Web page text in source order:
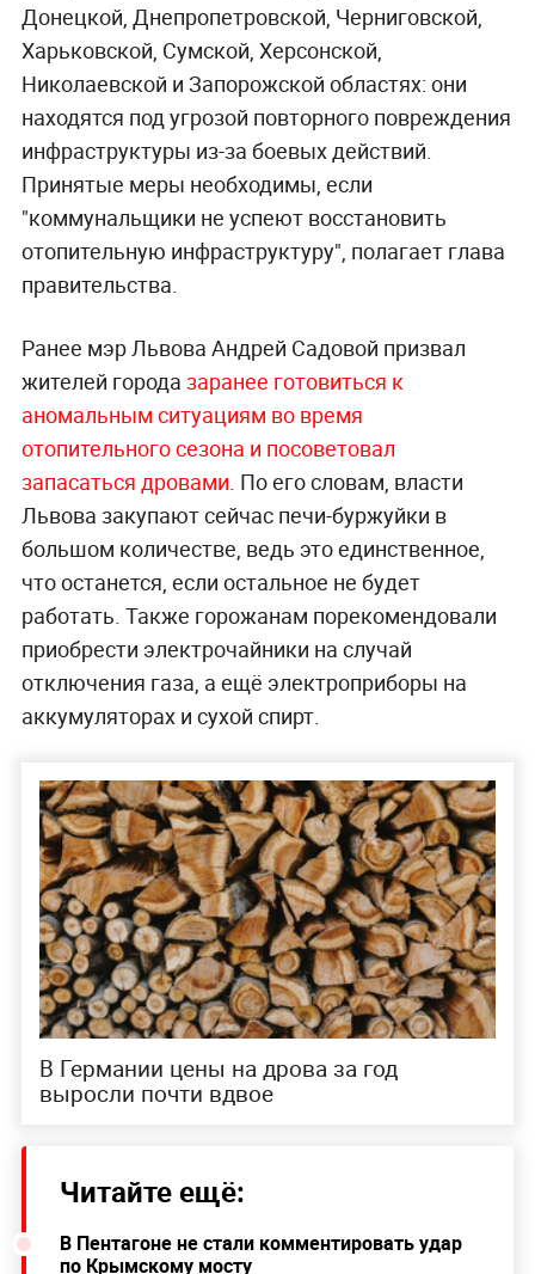
Донецкой, Днепропетровской, Черниговской,
Харьковской, Сумской, Херсонской,
Николаевской и Запорожской областях: они
находятся под угрозой повторного повреждения
инфраструктуры из-за боевых действий.
Принятые меры необходимы, если
"коммунальщики не успеют восстановить
отопительную инфраструктуру", полагает глава
правительства.
Ранее мэр Львова Андрей Садовой призвал
жителей города заранее готовиться к
аномальным ситуациям во время
отопительного сезона и посоветовал
запасаться дровами. По его словам, власти
Львова закупают сейчас печи-буржуйки в
большом количестве, ведь это единственное,
что останется, если остальное не будет
работать. Также горожанам порекомендовали
приобрести электрочайники на случай
отключения газа, а ещё электроприборы на
аккумуляторах и сухой спирт.
В Германии цены на дрова за год
выросли почти вдвое
Читайте ещё:
В Пентагоне не стали комментировать удар
по Крымскому мосту